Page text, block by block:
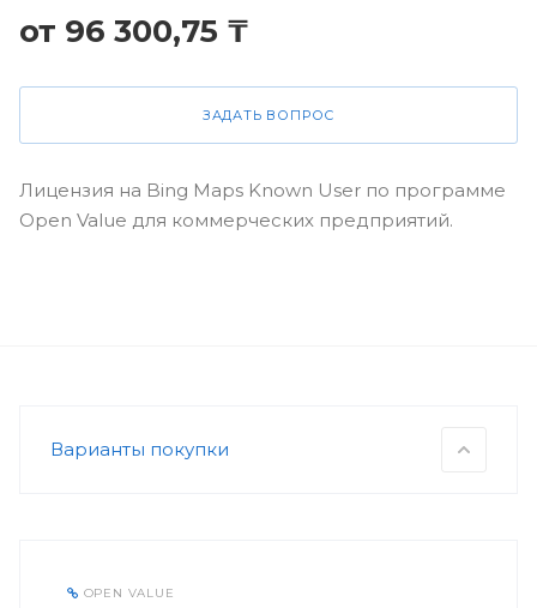
от 96 300,75 ₸
ЗАДАТЬ ВОПРОС
Лицензия на Bing Maps Known User по программе
Open Value для коммерческих предприятий.
Варианты покупки
OPEN VALUE